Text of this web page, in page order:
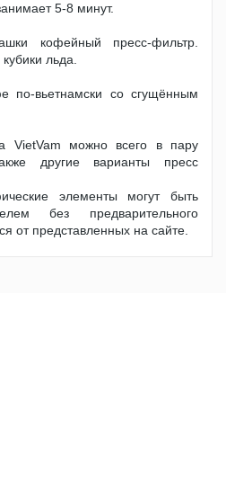
5-8 минут.
кофейный пресс-фильтр.
льда.
по-вьетнамски со сгущённым
VietVam можно всего в пару
другие варианты пресс
элементы могут быть
без предварительного
от представленных на сайте.